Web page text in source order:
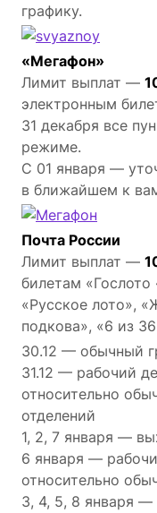
графику.
«Мегафон»
Лимит выплат —
электронным
31 декабря все
режиме.
С 01 января —
в ближайшем к
Почта России
Лимит выплат —
билетам «Гослото
«Русское лото»,
подкова», «6 из
30.12 — обычный
31.12 — рабочий
относительно
отделений
1, 2, 7 января —
6 января —
относительно
3, 4, 5, 8 января